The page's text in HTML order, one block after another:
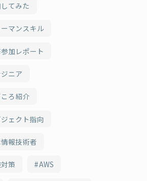
てみた
マンスキル
加レポート
ニア
ろ紹介
ェクト指向
報技術者
策 AWS